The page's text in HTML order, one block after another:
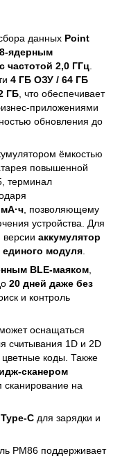
данных Point
8-ядерным
частотой 2,0 ГГц
4 ГБ ОЗУ / 64 ГБ
ГБ , что обеспечивает
приложениями
обновления до
ёмкостью
повышенной
терминал
, позволяющему
устройства. Для
аккумулятор
модуля
BLE-маяком
20 дней даже без
и контроль
оснащаться
считывания 1D и 2D
коды. Также
сканером
сканирование на
C для зарядки и
PM86 поддерживает